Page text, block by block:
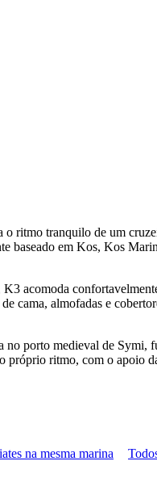
ritmo tranquilo de um
baseado em Kos, Kos
acomoda
cama, almofadas e
porto medieval de Symi,
ritmo, com o apoio
na mesma marina